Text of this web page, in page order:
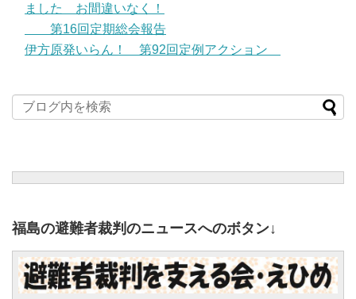
ました お間違いなく！
第16回定期総会報告
伊方原発いらん！ 第92回定例アクション
福島の避難者裁判のニュースへのボタン↓